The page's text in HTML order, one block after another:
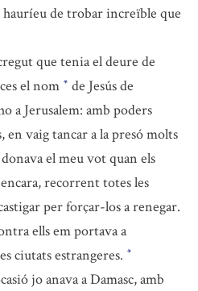
hauríeu de trobar increïble que
que tenia el deure de
el nom * de Jesús de
a Jerusalem: amb poders
en vaig tancar a la presó molts
el meu vot quan els
recorrent totes les
per forçar-los a renegar.
ells em portava a
ciutats estrangeres. *
jo anava a Damasc, amb